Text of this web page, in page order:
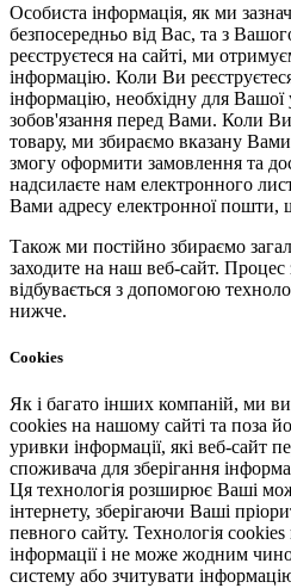
Особиста інформація, як ми
безпосередньо від Вас, та з
реєструєтеся на сайті, ми
інформацію. Коли Ви
інформацію, необхідну для Вашої
зобов'язання перед Вами. Коли
товару, ми збираємо вказану
змогу оформити замовлення та
надсилаєте нам електронного
Вами адресу електронної пошти,
Також ми постійно збираємо
заходите на наш веб-сайт.
відбувається з допомогою
нижче.
Cookies
Як і багато інших компаній, ми
cookies на нашому сайті та поза
уривки інформації, які веб-сайт
споживача для зберігання
Ця технологія розширює Ваші
інтернету, зберігаючи Ваші
певного сайту. Технологія cookies
інформації і не може жодним
систему або зчитувати